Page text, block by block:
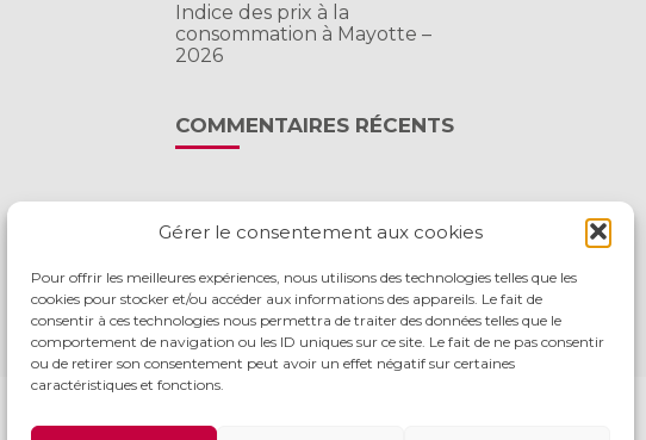
Gérer le consentement aux cookies
Pour offrir les meilleures expériences, nous utilisons des technologies telles que les
cookies pour stocker et/ou accéder aux informations des appareils. Le fait de
consentir à ces technologies nous permettra de traiter des données telles que le
comportement de navigation ou les ID uniques sur ce site. Le fait de ne pas consentir
ou de retirer son consentement peut avoir un effet négatif sur certaines
caractéristiques et fonctions.
Indice des prix à la
consommation à Mayotte –
2026
COMMENTAIRES RÉCENTS
NOS OUTILS ACTUALITÉS